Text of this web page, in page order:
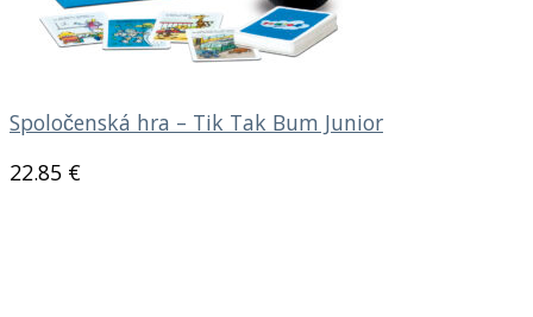
Spoločenská hra – Tik Tak Bum Junior
22.85 €